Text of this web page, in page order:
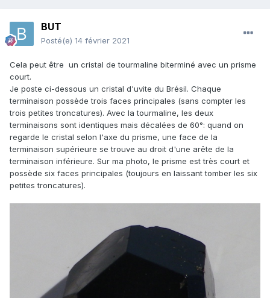
BUT
Posté(e) 14 février 2021
Cela peut être un cristal de tourmaline biterminé avec un prisme
court.
Je poste ci-dessous un cristal d'uvite du Brésil. Chaque
terminaison possède trois faces principales (sans compter les
trois petites troncatures). Avec la tourmaline, les deux
terminaisons sont identiques mais décalées de 60°: quand on
regarde le cristal selon l'axe du prisme, une face de la
terminaison supérieure se trouve au droit d'une arête de la
terminaison inférieure. Sur ma photo, le prisme est très court et
possède six faces principales (toujours en laissant tomber les six
petites troncatures).